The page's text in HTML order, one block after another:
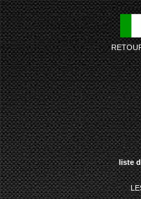
liste